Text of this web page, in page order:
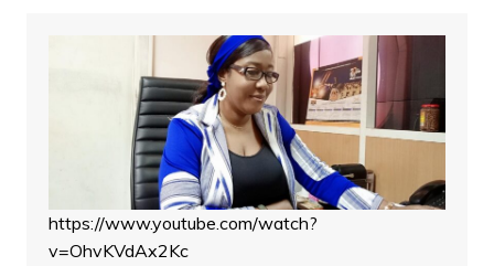
https://www.youtube.com/watch?
v=OhvKVdAx2Kc